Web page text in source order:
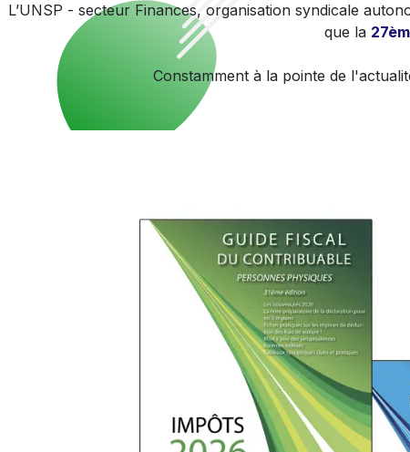
L’UNSP - secteur Finances, organisation syndicale
que la
Constamment à la pointe de